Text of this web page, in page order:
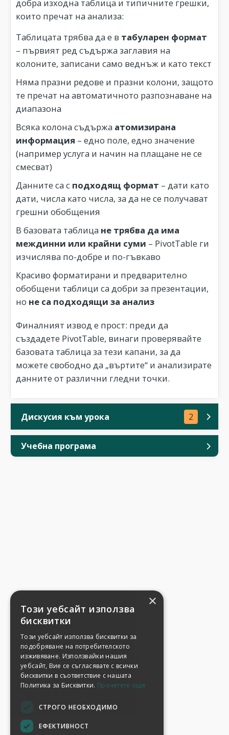
добра изходна таблица и типичните грешки,
които пречат на анализа:
Таблицата трябва да е в табуларен формат
– първият ред съдържа заглавия на
колоните, записани само веднъж и като текст
Няма празни редове и празни колони, защото
те пречат на автоматичното разпознаване на
диапазона
Всяка колона съдържа атомизирана
информация – едно поле, едно значение
(например услуга и начин на плащане не се
смесват)
Данните са с подходящ формат – дати като
дати, числа като числа, за да не се получават
грешни обобщения
В базовата таблица не трябва да има
междинни или крайни суми – PivotTable ги
изчислява по-добре и по-гъвкаво
Красиво форматирани и предварително
обобщени таблици са добри за презентации,
но не са подходящи за анализ
Финалният извод е прост: преди да
създадете PivotTable, винаги проверявайте
базовата таблица за тези капани, за да
можете свободно да „въртите“ и анализирате
данните от различни гледни точки.
Дискусия към урока 2
Учебна програма
×
Този уебсайт използва
бисквитки
Този уебсайт използва бисквитки за
подобряване на потребителското
изживяване. Използвайки нашия
уебсайт, Вие се съгласявате с всички
бисквитки в съответствие с нашата
Политика за Бисквитки. Прочетете още
СТРОГО НЕОБХОДИМО
ЕФЕКТИВНОСТ